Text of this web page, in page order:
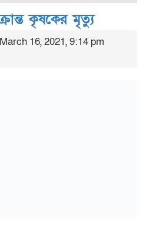
কৃষকের মৃত্যু
16, 2021, 9:14 pm